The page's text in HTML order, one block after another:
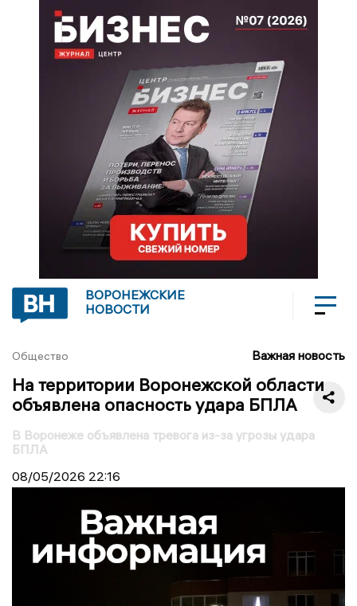
ВОРОНЕЖСКИЕ
НОВОСТИ
Общество Важная новость
На территории Воронежской области
объявлена опасность удара БПЛА
В Воронеже объявлена тревога из-за угрозы удара
БПЛА
08/05/2026 22:16